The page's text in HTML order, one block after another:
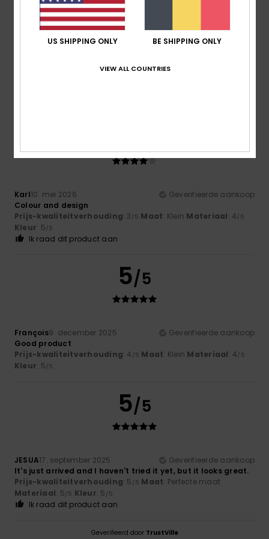
Maat
Te klein Te groot
5.0
Karl10. mei 2026
Geverifieerde aankoop
Colour and design
Prijs-kwaliteitverhouding: 3 /5 Maat: Klein Materiaal: 4/5
Kleur: 5/5
Ik raad dit product aan
5/5
François9. december 2025
Geverifieerde aankoop
Good product
Prijs-kwaliteitverhouding: 4 /5 Maat: Klein Materiaal: 4/5
Kleur: 5/5
5/5
JESUA17. september 2025
Geverifieerde aankoop
It's just arrived and I haven't tried it yet, but it looks great.
Prijs-kwaliteitverhouding: 5 /5 Maat: Perfecte maat
Materiaal: 5/5 Kleur: 5 /5
Ik raad dit product aan
Geverifieerd door TrustVille
US SHIPPING ONLY BE SHIPPING ONLY
VIEW ALL COUNTRIES